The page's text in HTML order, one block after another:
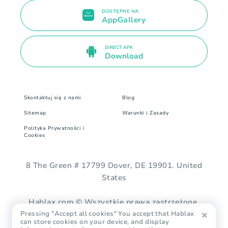
DOSTĘPNE NA
AppGallery
DIRECT APK
Download
Skontaktuj się z nami Blog
Sitemap Warunki i Zasady
Polityka Prywatności i
Cookies
8 The Green # 17799 Dover, DE 19901. United
States
Hablax.com © Wszystkie prawa zastrzeżone.
Pressing "Accept all cookies" You accept that Hablax
can store cookies on your device, and display